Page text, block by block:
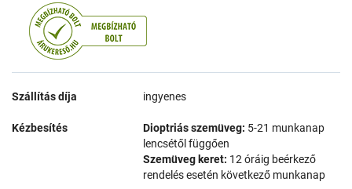
Szállítás díja ingyenes
Kézbesítés Dioptriás szemüveg: 5-21 munkanap
lencsétől függően
Szemüveg keret: 12 óráig beérkező
rendelés esetén következő munkanap